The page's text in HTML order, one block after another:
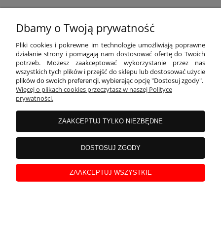
Koszulka Dumna Siostra fioletowy nadruk ze złotą
koroną
Dbamy o Twoją prywatność
Pliki cookies i pokrewne im technologie umożliwiają poprawne
działanie strony i pomagają nam dostosować ofertę do Twoich
potrzeb. Możesz zaakceptować wykorzystanie przez nas
wszystkich tych plików i przejść do sklepu lub dostosować użycie
plików do swoich preferencji, wybierając opcję "Dostosuj zgody".
Więcej o plikach cookies przeczytasz w naszej Polityce
prywatności.
ZAAKCEPTUJ TYLKO NIEZBĘDNE
DOSTOSUJ ZGODY
ZAAKCEPTUJ WSZYSTKIE